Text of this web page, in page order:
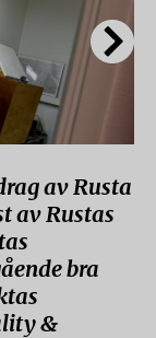
av Rusta
av Rustas
bra
&